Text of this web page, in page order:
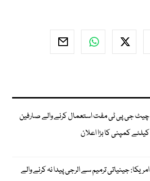
چیٹ جی پی ٹی مفت استعمال کرنے والے صارفین
کیلئے کمپنی کا بڑا اعلان
امریکا: جینیاتی ترمیم سے الرجی پیدا نہ کرنے والے